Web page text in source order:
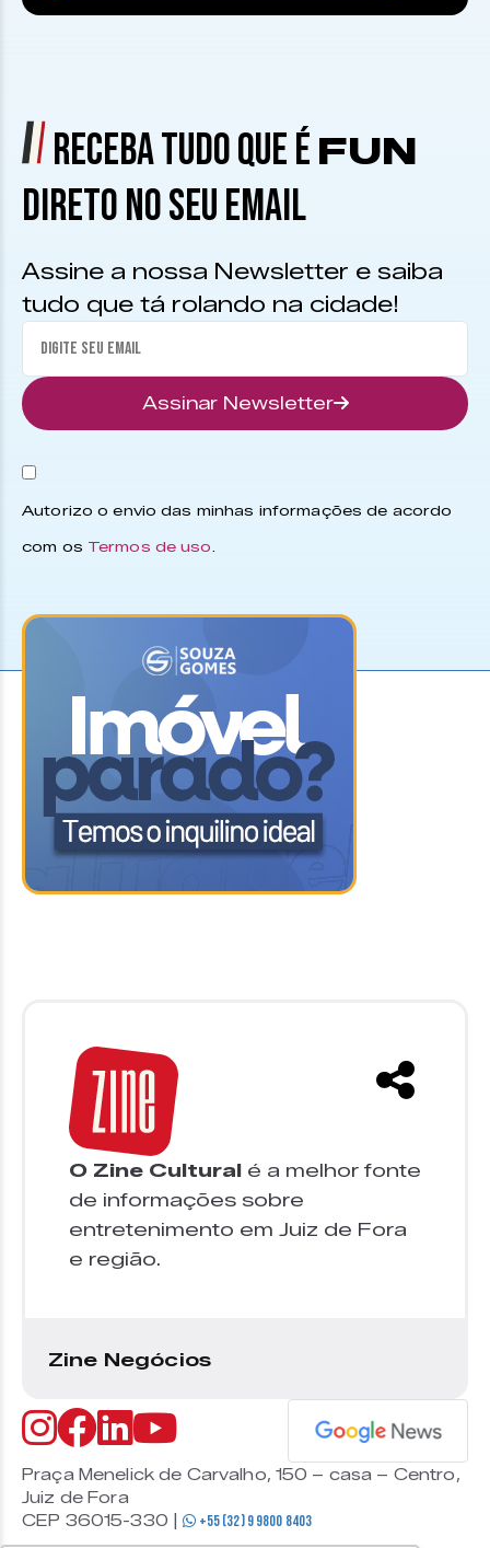
RECEBA TUDO QUE É FUN
DIRETO NO SEU EMAIL
Assine a nossa Newsletter e saiba
tudo que tá rolando na cidade!
Assinar Newsletter
Autorizo o envio das minhas informações de acordo
com os Termos de uso
O Zine Cultural é a melhor fonte
de informações sobre
entretenimento em Juiz de Fora
e região.
Zine Negócios
Praça Menelick de Carvalho, 150 – casa – Centro,
Juiz de Fora
CEP 36015-330 |
+55 (32) 9 9800 8403